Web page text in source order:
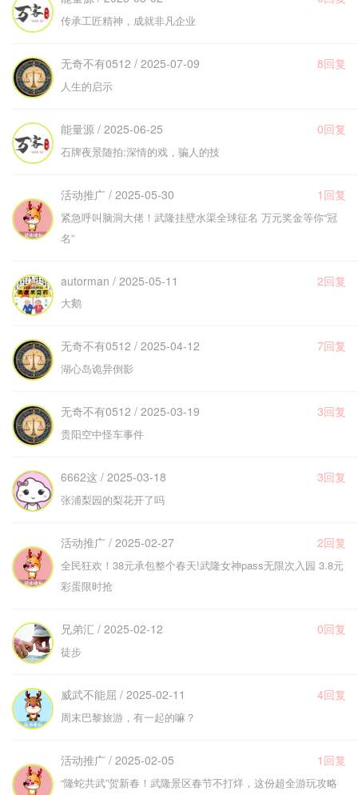
传承工匠精神，成就非凡企业
无奇不有0512 / 2025-07-09 8回复
人生的启示
能量源 / 2025-06-25 0回复
石牌夜景随拍:深情的戏，骗人的技
活动推广 / 2025-05-30 1回复
紧急呼叫脑洞大佬！武隆挂壁水渠全球征名 万元奖金等你“冠
名”
autorman / 2025-05-11 2回复
大鹅
无奇不有0512 / 2025-04-12 7回复
湖心岛诡异倒影
无奇不有0512 / 2025-03-19 3回复
贵阳空中怪车事件
6662这 / 2025-03-18 3回复
张浦梨园的梨花开了吗
活动推广 / 2025-02-27 2回复
全民狂欢！38元承包整个春天!武隆女神pass无限次入园 3.8元
彩蛋限时抢
兄弟汇 / 2025-02-12 0回复
徒步
威武不能屈 / 2025-02-11 4回复
周末巴黎旅游，有一起的嘛？
活动推广 / 2025-02-05 1回复
“隆蛇共武”贺新春！武隆景区春节不打烊，这份超全游玩攻略